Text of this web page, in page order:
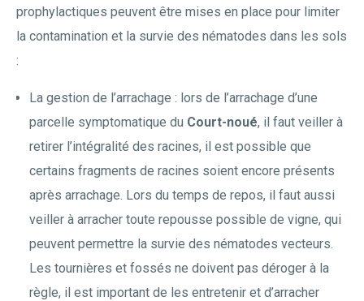
prophylactiques peuvent être mises en place pour limiter
la contamination et la survie des nématodes dans les sols
:
La gestion de l’arrachage : lors de l’arrachage d’une
parcelle symptomatique du Court-noué, il faut veiller à
retirer l’intégralité des racines, il est possible que
certains fragments de racines soient encore présents
après arrachage. Lors du temps de repos, il faut aussi
veiller à arracher toute repousse possible de vigne, qui
peuvent permettre la survie des nématodes vecteurs.
Les tournières et fossés ne doivent pas déroger à la
règle, il est important de les entretenir et d’arracher